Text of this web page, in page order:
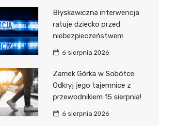
Błyskawiczna interwencja
ratuje dziecko przed
niebezpieczeństwem
6 sierpnia 2026
Zamek Górka w Sobótce:
Odkryj jego tajemnice z
przewodnikiem 15 sierpnia!
6 sierpnia 2026